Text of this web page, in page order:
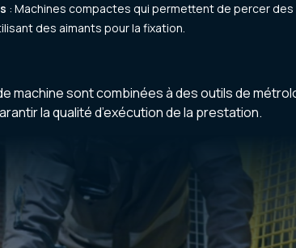
: Machines compactes qui permettent de percer
des aimants pour la fixation.
machine sont combinées à des outils de
la qualité d’exécution de la prestation.